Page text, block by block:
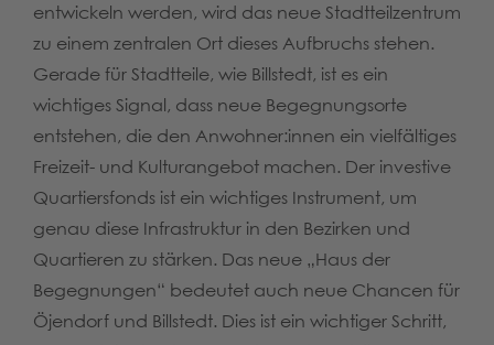
entwickeln werden, wird das neue Stadtteilzentrum
zu einem zentralen Ort dieses Aufbruchs stehen.
Gerade für Stadtteile, wie Billstedt, ist es ein
wichtiges Signal, dass neue Begegnungsorte
entstehen, die den Anwohner:innen ein vielfältiges
Freizeit- und Kulturangebot machen. Der investive
Quartiersfonds ist ein wichtiges Instrument, um
genau diese Infrastruktur in den Bezirken und
Quartieren zu stärken. Das neue „Haus der
Begegnungen“ bedeutet auch neue Chancen für
Öjendorf und Billstedt. Dies ist ein wichtiger Schritt,